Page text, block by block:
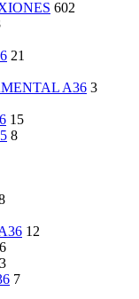
602
21
A36 3
15
8
12
6
3
7